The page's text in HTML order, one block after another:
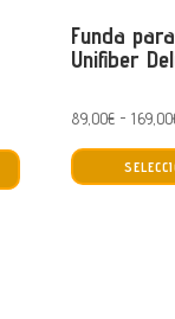
Funda
Unifiber
89,00€ - 169,00